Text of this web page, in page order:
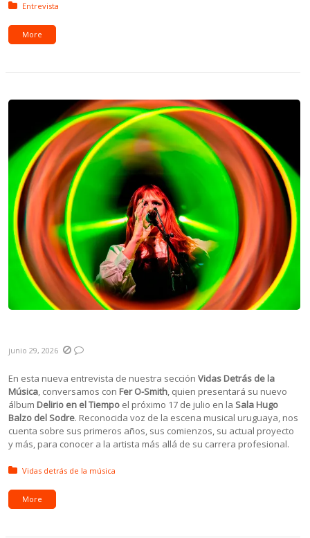
Posted in:
Entrevista
More
junio 29, 2026
En esta nueva entrevista de nuestra secciónVidas Detrás de la
Música, conversamos con Fer O-Smith, quien presentará su nuevo
álbum Delirio en el Tiempo el próximo 17 de julio en la Sala Hugo
Balzo del Sodre. Reconocida voz de la escena musical uruguaya, nos
cuenta sobre sus primeros años, sus comienzos, su actual proyecto
y más, para conocer a la artista más allá de su carrera profesional.
Posted in:
Vidas detrás de la música
More